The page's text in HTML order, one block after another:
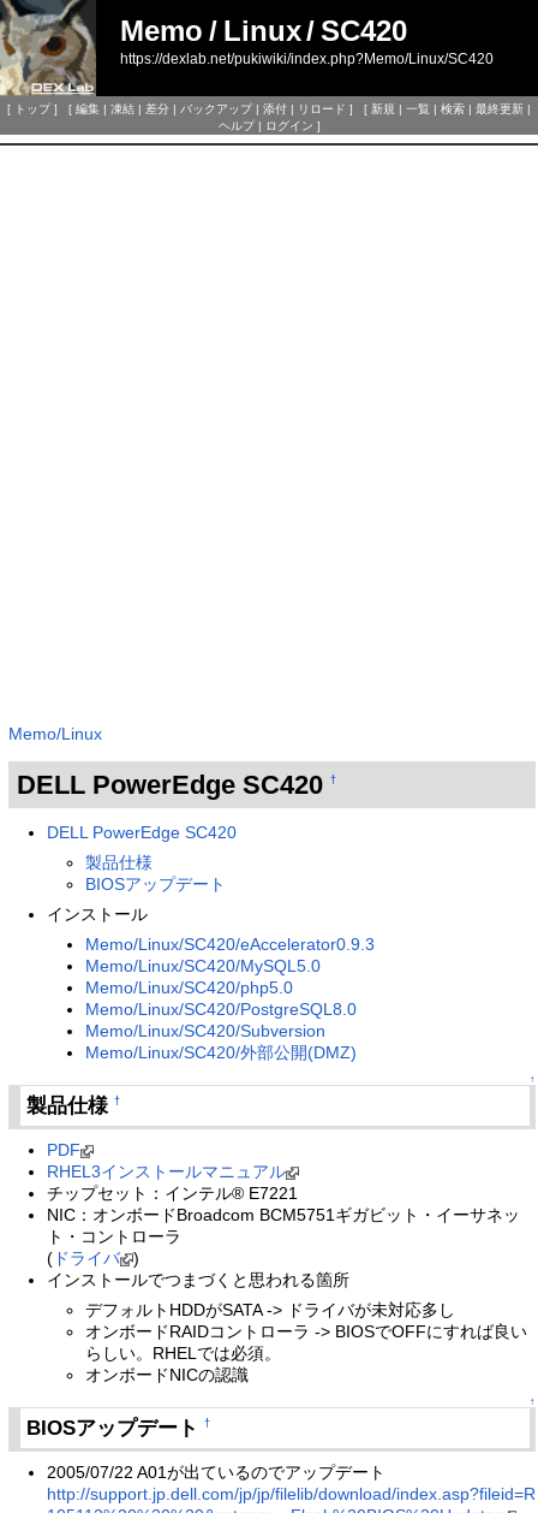
Memo / Linux/SC420
https://dexlab.net/pukiwiki/index.php?Memo/Linux/SC420
[ トップ] [ 編集 | 凍結 | 差分 | バックアップ| 添付 | リロード ] [ 新規 | 一覧 | 検索 | 最終更新 |
ヘルプ| ログイン ]
Memo/Linux
DELL PowerEdge SC420 †
DELL PowerEdge SC420
製品仕様
BIOSアップデート
インストール
Memo/Linux/SC420/eAccelerator0.9.3
Memo/Linux/SC420/MySQL5.0
Memo/Linux/SC420/php5.0
Memo/Linux/SC420/PostgreSQL8.0
Memo/Linux/SC420/Subversion
Memo/Linux/SC420/外部公開(DMZ)
↑
製品仕様†
PDF
RHEL3インストールマニュアル
チップセット：インテル® E7221
NIC：オンボードBroadcom BCM5751ギガビット・イーサネッ
ト・コントローラ
( ドライバ
)
インストールでつまづくと思われる箇所
デフォルトHDDがSATA -> ドライバが未対応多し
オンボードRAIDコントローラ -> BIOSでOFFにすれば良い
らしい。RHELでは必須。
オンボードNICの認識
↑
BIOSアップデート†
2005/07/22 A01が出ているのでアップデート
http://support.jp.dell.com/jp/jp/filelib/download/index.asp?fileid=R